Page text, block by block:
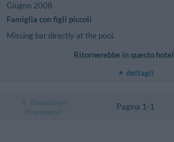
Giugno 2008
Famiglia con figli piccoli
Missing bar directly at the pool.
Ritornerebbe in questo
dettagli
Pagina 1-1